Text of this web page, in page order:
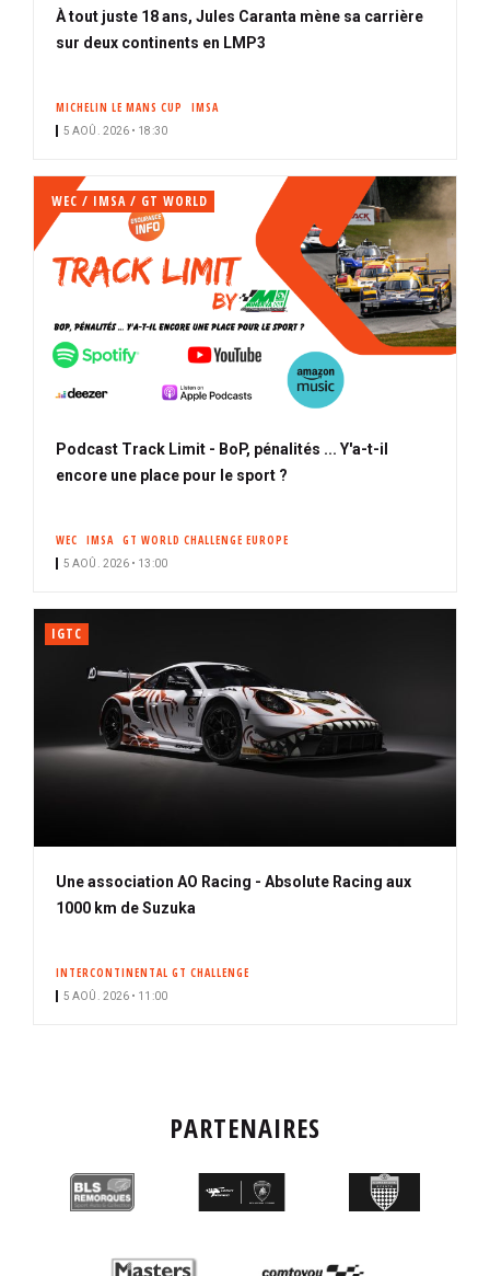
À tout juste 18 ans, Jules Caranta mène sa carrière
sur deux continents en LMP3
MICHELIN LE MANS CUP IMSA
5 AOÛ. 2026 • 18:30
WEC / IMSA / GT WORLD
Podcast Track Limit - BoP, pénalités ... Y'a-t-il
encore une place pour le sport ?
WEC IMSA GT WORLD CHALLENGE EUROPE
5 AOÛ. 2026 • 13:00
IGTC
Une association AO Racing - Absolute Racing aux
1000 km de Suzuka
INTERCONTINENTAL GT CHALLENGE
5 AOÛ. 2026 • 11:00
PARTENAIRES